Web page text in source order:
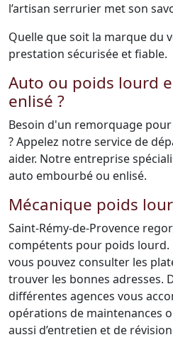
l’artisan serrurier met son
Quelle que soit la marque du
prestation sécurisée et fiable.
Auto ou poids lourd
enlisé ?
Besoin d'un remorquage
? Appelez notre service de
aider. Notre entreprise
auto embourbé ou enlisé.
Mécanique poids
Saint-Rémy-de-Provence
compétents pour poids lourd.
vous pouvez consulter les
trouver les bonnes adresses.
différentes agences vous
opérations de maintenances
aussi d’entretien et de